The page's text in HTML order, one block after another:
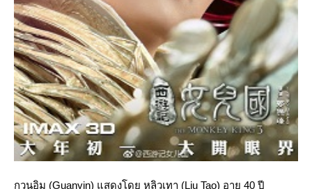
กวนอิม (Guanyin) แสดงโดย หลิวเทา (Liu Tao) อายุ 40 ปี